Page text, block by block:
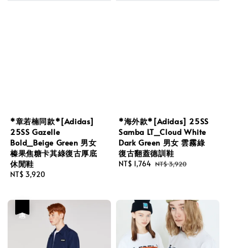
*章若楠同款*[Adidas]
25SS Gazelle
Bold_Beige Green 男女
榛果焦糖卡其綠復古厚底
休閒鞋
Regular
NT$ 3,920
*海外款*[Adidas] 25SS
Samba LT_Cloud White
Dark Green 男女 雲霧綠
復古翻蓋德訓鞋
Sale
NT$ 1,764 Regular
NT$ 3,920